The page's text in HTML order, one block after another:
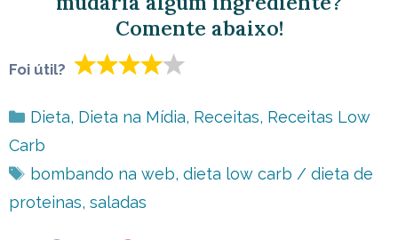
Comente abaixo!
Foi útil?
Categorias
Dieta, Dieta na Mídia, Receitas, Receitas Low
Carb
Tags
bombando na web, dieta low carb / dieta de
proteinas, saladas